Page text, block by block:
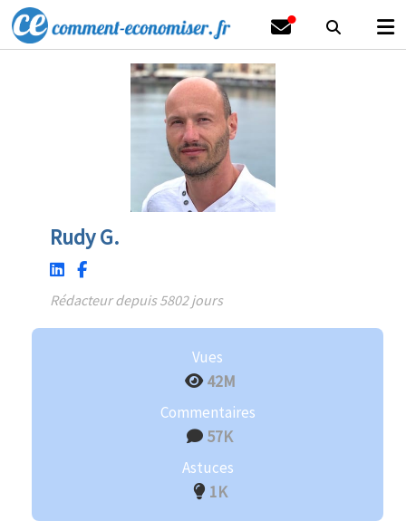
Rudy G.
Rédacteur depuis 5802 jours
Vues
42M
Commentaires
57K
Astuces
1K